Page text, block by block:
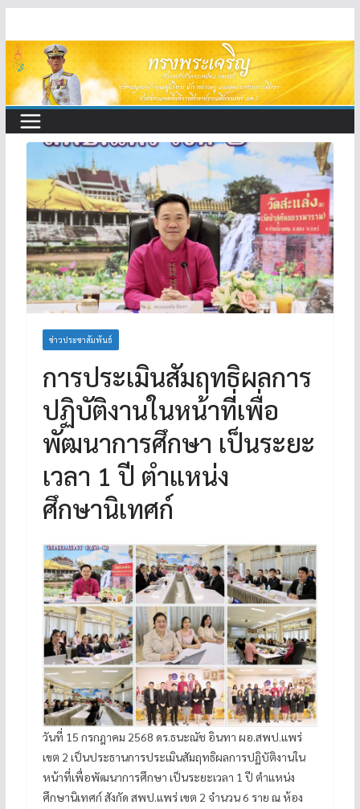
to
content
ข่าวประชาสัมพันธ์
การประเมินสัมฤทธิผลการ
ปฏิบัติงานในหน้าที่เพื่อ
พัฒนาการศึกษา เป็นระยะ
เวลา 1 ปี ตำแหน่ง
ศึกษานิเทศก์
วันที่ 15 กรกฎาคม 2568 ดร.ธนะณัช อินทา ผอ.สพป.แพร่
เขต 2 เป็นประธานการประเมินสัมฤทธิผลการปฏิบัติงานใน
หน้าที่เพื่อพัฒนาการศึกษา เป็นระยะเวลา 1 ปี ตำแหน่ง
ศึกษานิเทศก์ สังกัด สพป.แพร่ เขต 2 จำนวน 6 ราย ณ ห้อง